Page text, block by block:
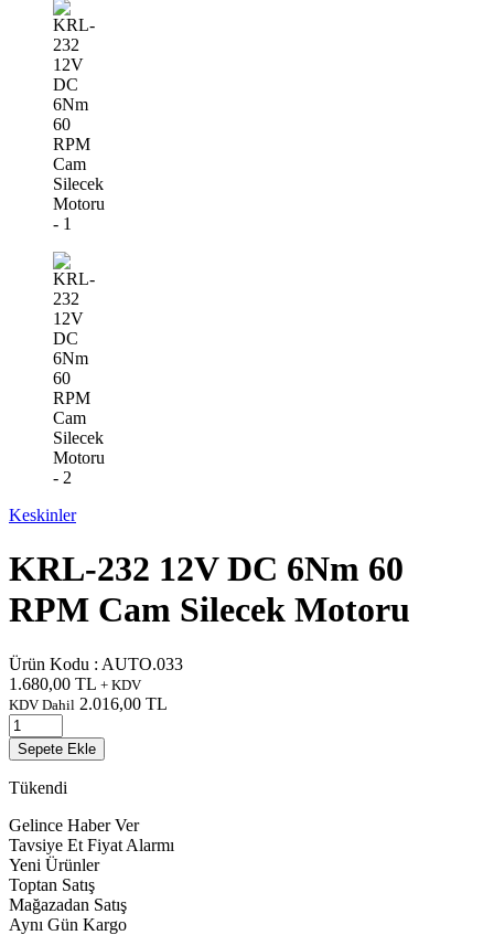
Keskinler
KRL-232 12V DC 6Nm 60
RPM Cam Silecek Motoru
Ürün Kodu : AUTO.033
1.680,00 TL + KDV
KDV Dahil 2.016,00 TL
Sepete Ekle
Tükendi
Gelince Haber Ver
Tavsiye Et Fiyat Alarmı
Yeni Ürünler
Toptan Satış
Mağazadan Satış
Aynı Gün Kargo